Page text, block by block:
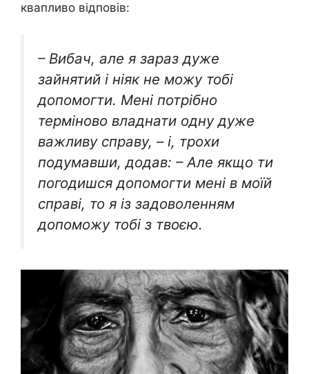
квапливо відповів:
– Вибач, але я зараз дуже
зайнятий і ніяк не можу тобі
допомогти. Мені потрібно
терміново владнати одну дуже
важливу справу, – і, трохи
подумавши, додав: – Але якщо ти
погодишся допомогти мені в моїй
справі, то я із задоволенням
допоможу тобі з твоєю.